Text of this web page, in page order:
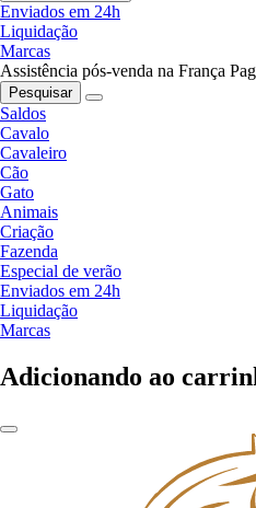
Enviados em 24h
Liquidação
Marcas
Assistência pós-venda na França
Pesquisar
Saldos
Cavalo
Cavaleiro
Cão
Gato
Animais
Criação
Fazenda
Especial de verão
Enviados em 24h
Liquidação
Marcas
Adicionando ao